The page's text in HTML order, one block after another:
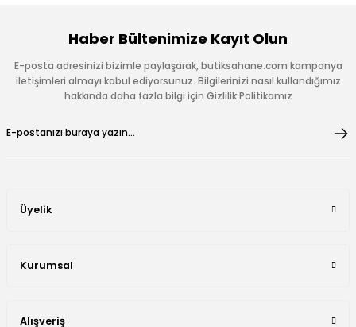
Haber Bültenimize Kayıt Olun
E-posta adresinizi bizimle paylaşarak, butiksahane.com kampanya
iletişimleri almayı kabul ediyorsunuz. Bilgilerinizi nasıl kullandığımız
hakkında daha fazla bilgi için Gizlilik Politikamız
Üyelik
Kurumsal
Alışveriş